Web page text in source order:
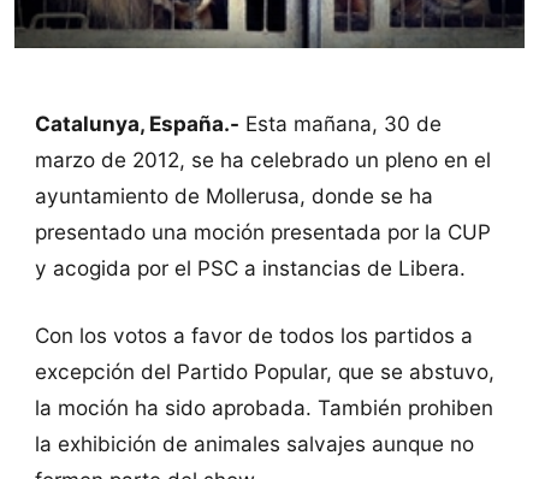
Catalunya, España.- Esta mañana, 30 de
marzo de 2012, se ha celebrado un pleno en el
ayuntamiento de Mollerusa, donde se ha
presentado una moción presentada por la CUP
y acogida por el PSC a instancias de Libera.
Con los votos a favor de todos los partidos a
excepción del Partido Popular, que se abstuvo,
la moción ha sido aprobada. También prohiben
la exhibición de animales salvajes aunque no